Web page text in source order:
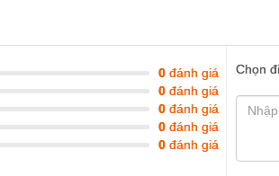
0đánh giá
0đánh giá
0đánh giá
0đánh giá
0đánh giá
Chọn